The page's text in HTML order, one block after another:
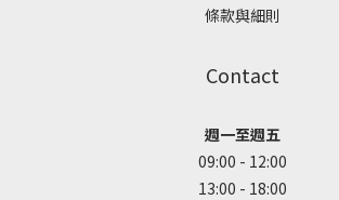
條款與細則
Contact
週一至週五
09:00 - 12:00
13:00 - 18:00